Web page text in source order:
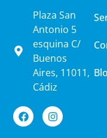
Plaza San
Antonio 5
esquina C/
Buenos
Aires, 11011,
Cádiz